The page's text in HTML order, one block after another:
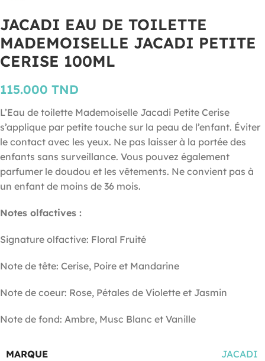
JACADI EAU DE TOILETTE
MADEMOISELLE JACADI PETITE
CERISE 100ML
115.000 TND
L’Eau de toilette Mademoiselle Jacadi Petite Cerise
s’applique par petite touche sur la peau de l’enfant. Éviter
le contact avec les yeux. Ne pas laisser à la portée des
enfants sans surveillance. Vous pouvez également
parfumer le doudou et les vêtements. Ne convient pas à
un enfant de moins de 36 mois.
Notes olfactives :
Signature olfactive: Floral Fruité
Note de tête: Cerise, Poire et Mandarine
Note de coeur: Rose, Pétales de Violette et Jasmin
Note de fond: Ambre, Musc Blanc et Vanille
MARQUE JACADI